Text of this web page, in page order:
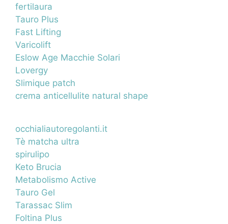
fertilaura
Tauro Plus
Fast Lifting
Varicolift
Eslow Age Macchie Solari
Lovergy
Slimique patch
crema anticellulite natural shape
occhialiautoregolanti.it
Tè matcha ultra
spirulipo
Keto Brucia
Metabolismo Active
Tauro Gel
Tarassac Slim
Foltina Plus